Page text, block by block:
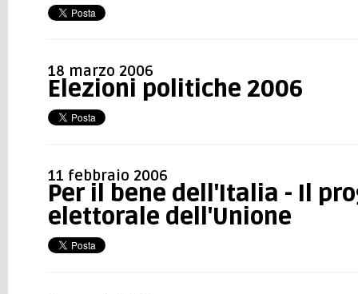
18 marzo 2006
Elezioni politiche 2006
11 febbraio 2006
Per il bene dell'Italia - Il
elettorale dell'Unione